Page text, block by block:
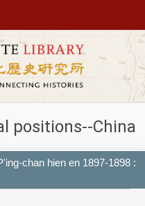
positions--China
chan hien en 1897-1898 :